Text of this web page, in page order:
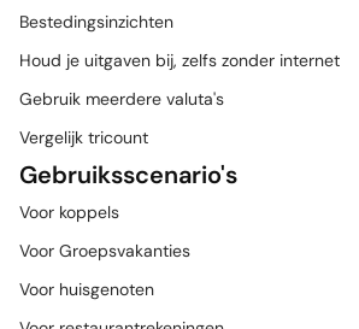
Bestedingsinzichten
Houd je uitgaven bij, zelfs zonder internet
Gebruik meerdere valuta's
Vergelijk tricount
Gebruiksscenario's
Voor koppels
Voor Groepsvakanties
Voor huisgenoten